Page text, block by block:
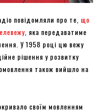
повідомляли про те, що
, яка передаватиме
У 1958 році цю вежу
рішення у розвитку
також вийшло на
своїм мовленням